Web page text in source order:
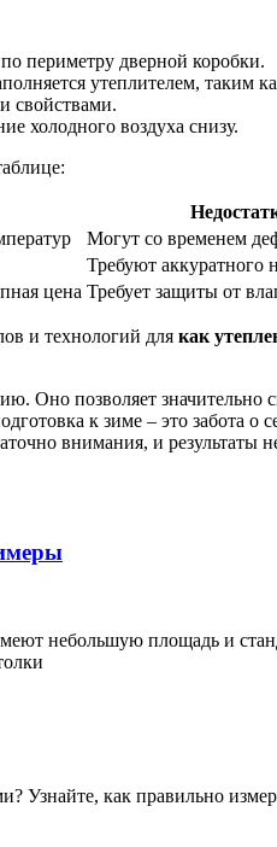
периметру дверной коробки.
утеплителем, таким
свойствами.
холодного воздуха снизу.
Могут со временем
Требуют аккуратного
цена Требует защиты от
и технологий для как
Оно позволяет значительно
к зиме – это забота
внимания, и результаты не
небольшую площадь и
Узнайте, как правильно